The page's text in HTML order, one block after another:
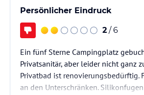
Persönlicher Eindruck
2 / 6
Ein fünf Sterne Campingplatz
Privatsanitär, aber leider nicht ganz
Privatbad ist renovierungsbedürftig.
an den Unterschränken.